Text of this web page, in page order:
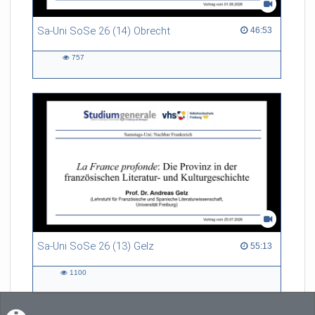
Sa-Uni SoSe 26 (14) Obrecht 46:53
46:53 duration
757
Sa-Uni SoSe 26 (13) Gelz 55:13
55:13 duration
1100